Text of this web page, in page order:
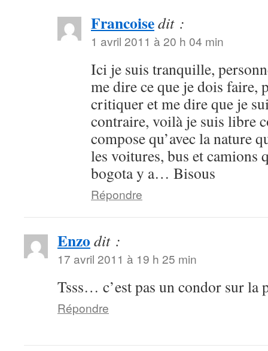
Francoisedit :
1 avril 2011 à 20 h 04 min
Ici je suis tranquille,
me dire ce que je dois faire,
critiquer et me dire que je
contraire, voilà je suis libre
compose qu’avec la nature
les voitures, bus et
bogota y a… Bisous
Répondre
Enzo dit :
17 avril 2011 à 19 h 25 min
Tsss… c’est pas un condor sur
Répondre